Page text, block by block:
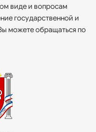
виде и вопросам
государственной и
можете обращаться по